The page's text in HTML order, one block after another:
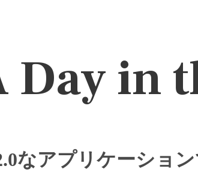
Day in
なアプリケーショ